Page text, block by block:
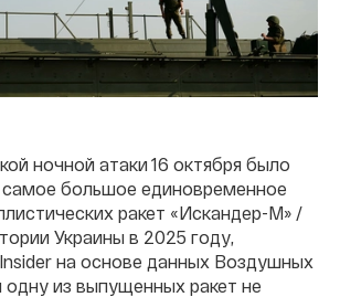
ночной атаки 16 октября было
самое большое единовременное
ракет «Искандер-М» /
Украины в 2025 году,
на основе данных Воздушных
одну из выпущенных ракет не